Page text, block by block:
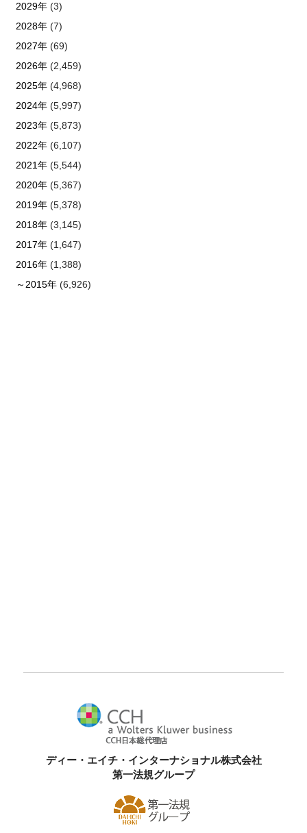
2029年(3)
2028年(7)
2027年(69)
2026年(2,459)
2025年(4,968)
2024年(5,997)
2023年(5,873)
2022年(6,107)
2021年(5,544)
2020年(5,367)
2019年(5,378)
2018年(3,145)
2017年(1,647)
2016年(1,388)
～2015年(6,926)
ディー・エイチ・インターナショナル株式会社
第一法規グループ